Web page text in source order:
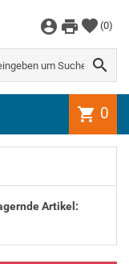

(0)
shopping_cart 0
EINKAUFEN
mehr in Ihrem
Artikel: